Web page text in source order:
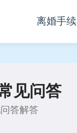
离婚手续
见问答
答解答